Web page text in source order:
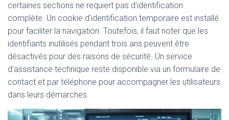
certaines sections ne requiert pas d'identification
complète. Un cookie d'identification temporaire est installé
pour faciliter la navigation. Toutefois, il faut noter que les
identifiants inutilisés pendant trois ans peuvent être
désactivés pour des raisons de sécurité. Un service
d'assistance technique reste disponible via un formulaire de
contact et par téléphone pour accompagner les utilisateurs
dans leurs démarches.